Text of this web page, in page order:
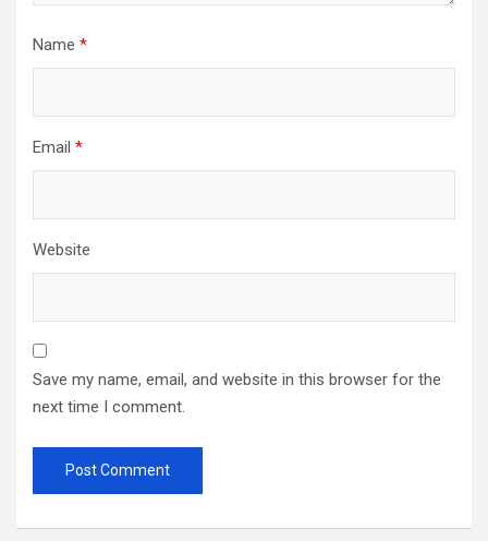
Name *
Email *
Website
Save my name, email, and website in this browser for the
next time I comment.